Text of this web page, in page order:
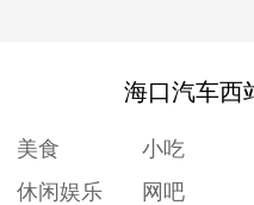
海口汽车西
美食 小吃
休闲娱乐
网吧